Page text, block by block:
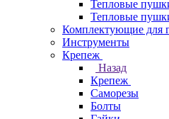
Тепловые
Тепловые
Комплектующие для
Инструменты
Крепеж
Назад
Крепеж
Саморезы
Болты